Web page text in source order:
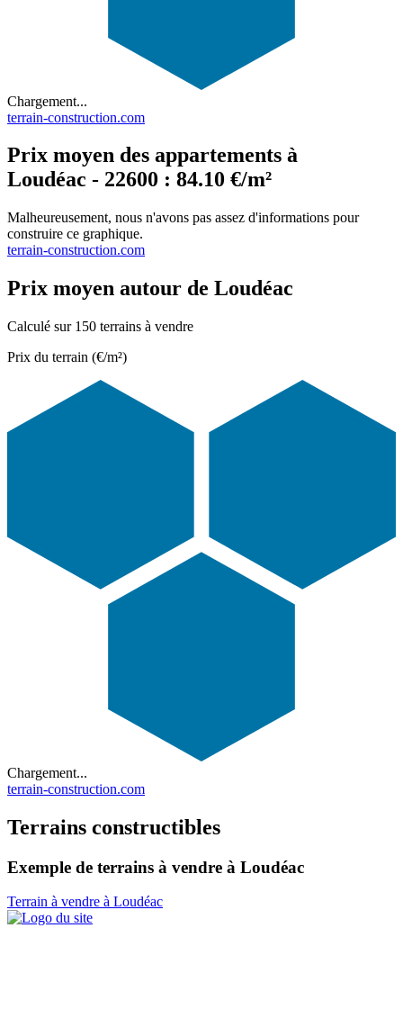
Chargement...
terrain-construction.com
Prix moyen des appartements à
Loudéac - 22600 : 84.10 €/m²
Malheureusement, nous n'avons pas assez d'informations pour
construire ce graphique.
terrain-construction.com
Prix moyen autour de Loudéac
Calculé sur 150 terrains à vendre
Prix du terrain (€/m²)
Chargement...
terrain-construction.com
Terrains constructibles
Exemple de terrains à vendre à Loudéac
Terrain à vendre à Loudéac